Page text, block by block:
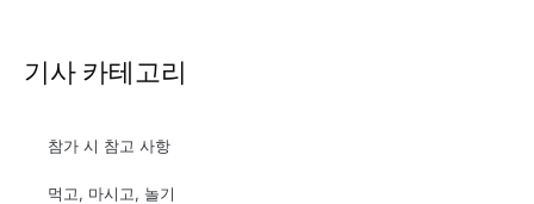
기사 카테고리
참가 시 참고 사항
먹고, 마시고, 놀기